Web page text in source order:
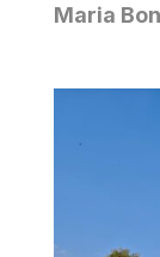
Maria